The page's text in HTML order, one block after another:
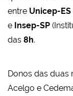
entre Unicep-ES
e Insep-SP
das 8h.
Donos das
Acelgo e